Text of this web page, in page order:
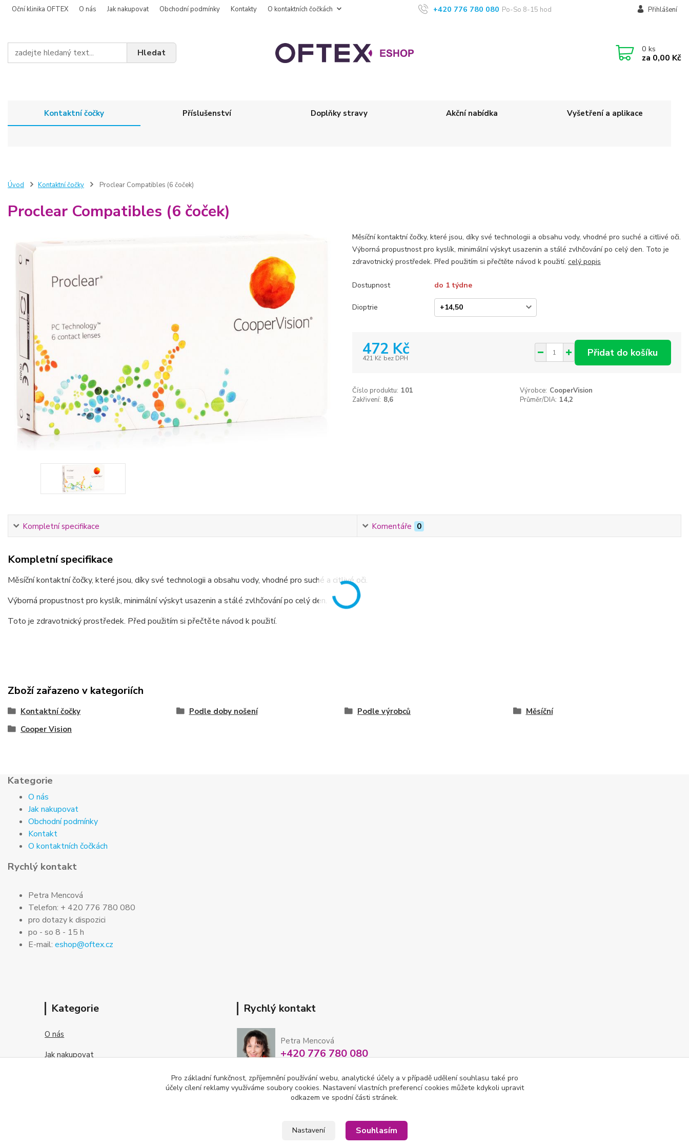
Oční klinika OFTEX O nás Jak nakupovat Obchodní podmínky Kontakty O kontaktních čočkách Přihlášení
Hledat
+420 776 780 080 Po-So 8-15 hod
0 ks
za 0,00 Kč
Kontaktní čočky Příslušenství Doplňky stravy Akční nabídka Vyšetření a aplikace
Úvod Kontaktní čočky Proclear Compatibles (6 čoček)
Proclear Compatibles (6 čoček)
Měsíční kontaktní čočky, které jsou, díky své technologii a obsahu vody, vhodné pro suché a citlivé oči.
Výborná propustnost pro kyslík, minimální výskyt usazenin a stálé zvlhčování po celý den. Toto je
zdravotnický prostředek. Před použitím si přečtěte návod k použití. celý popis
Dostupnost do 1 týdne
Dioptrie
472 Kč
421 Kč bez DPH Přidat do košíku
Číslo produktu: 101 Výrobce: CooperVision
Zakřivení: 8,6 Průměr/DIA: 14,2
Kompletní specifikace Komentáře 0
Kompletní specifikace
Měsíční kontaktní čočky, které jsou, díky své technologii a obsahu vody, vhodné pro suché a citlivé oči.
Výborná propustnost pro kyslík, minimální výskyt usazenin a stálé zvlhčování po celý den.
Toto je zdravotnický prostředek. Před použitím si přečtěte návod k použití.
Zboží zařazeno v kategoriích
Kontaktní čočky Podle doby nošení Podle výrobců
Měsíční
Cooper Vision
Kategorie
O nás
Jak nakupovat
Obchodní podmínky
Kontakt
O kontaktních čočkách
Rychlý kontakt
Petra Mencová
Telefon: + 420 776 780 080
pro dotazy k dispozici
po - so 8 - 15 h
E-mail: eshop@oftex.cz
Kategorie
O nás
Jak nakupovat
Rychlý kontakt
Petra Mencová
+420 776 780 080
eshop@oftex.cz
Pro základní funkčnost, zpříjemnění používání webu, analytické účely a v případě udělení souhlasu také pro
účely cílení reklamy využíváme soubory cookies. Nastavení vlastních preferencí cookies můžete kdykoli upravit
odkazem ve spodní části stránek.
Nastavení Souhlasím